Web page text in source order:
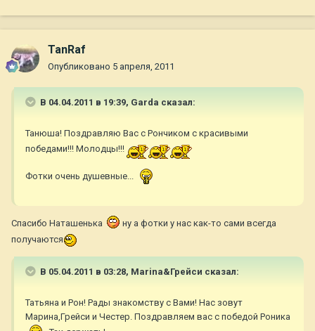
TanRaf
Опубликовано 5 апреля, 2011
В 04.04.2011 в 19:39, Garda сказал:
Танюша! Поздравляю Вас с Рончиком с красивыми
победами!!! Молодцы!!!
Фотки очень душевные...
Спасибо Наташенька
ну а фотки у нас как-то сами всегда
получаются
В 05.04.2011 в 03:28, Marina&Грейси сказал:
Татьяна и Рон! Рады знакомству с Вами! Нас зовут
Марина,Грейси и Честер. Поздравляем вас с победой Роника